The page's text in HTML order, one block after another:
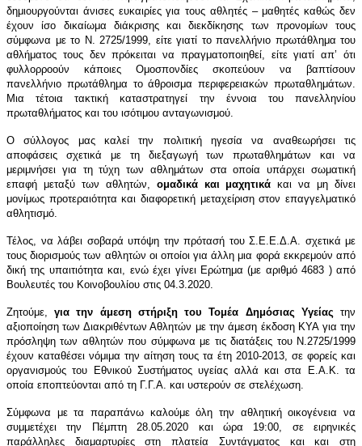
δημιουργούνται άνισες ευκαιρίες για τους αθλητές – μαθητές καθώς δεν
έχουν ίσο δικαίωμα διάκρισης και διεκδίκησης των προνομίων τους
σύμφωνα με το Ν. 2725/1999, είτε γιατί το πανελλήνιο πρωτάθλημα του
αθλήματος τους δεν πρόκειται να πραγματοποιηθεί, είτε γιατί απ’ ότι
φυλλορροούν κάποιες Ομοσπονδίες σκοπεύουν να βαπτίσουν
πανελλήνιο πρωτάθλημα το άθροισμα περιφερειακών πρωταθλημάτων.
Μια τέτοια τακτική καταστρατηγεί την έννοια του πανελληνίου
πρωταθλήματος και του ισότιμου ανταγωνισμού.
Ο σύλλογος μας καλεί την πολιτική ηγεσία να αναθεωρήσει τις
αποφάσεις σχετικά με τη διεξαγωγή των πρωταθλημάτων και να
μεριμνήσει για τη τύχη των αθλημάτων στα οποία υπάρχει σωματική
επαφή μεταξύ των αθλητών, ομαδικά και μαχητικά και να μη δίνει
μονίμως προτεραιότητα και διαφορετική μεταχείριση στον επαγγελματικό
αθλητισμό.
Τέλος, να λάβει σοβαρά υπόψη την πρότασή του Σ.Ε.Ε.Δ.Α. σχετικά με
τους διορισμούς των αθλητών οι οποίοι για άλλη μια φορά εκκρεμούν από
δική της υπαιτιότητα και, ενώ έχει γίνει Ερώτημα (με αριθμό 4683 ) από
Βουλευτές του Κοινοβουλίου στις 04.3.2020.
Ζητούμε,για την άμεση στήριξη του Τομέα Δημόσιας Υγείας
την
αξιοποίηση των Διακριθέντων Αθλητών με την άμεση έκδοση ΚΥΑ για την
πρόσληψη των αθλητών που σύμφωνα με τις διατάξεις του Ν.2725/1999
έχουν καταθέσει νόμιμα την αίτηση τους τα έτη 2010-2013, σε φορείς και
οργανισμούς του Εθνικού Συστήματος υγείας αλλά και στα Ε.Α.Κ. τα
οποία εποπτεύονται από τη Γ.Γ.Α. και υστερούν σε στελέχωση.
Σύμφωνα με τα παραπάνω καλούμε όλη την αθλητική οικογένεια να
συμμετέχει την Πέμπτη 28.05.2020 και ώρα 19:00, σε ειρηνικές
παράλληλες διαμαρτυρίες στη πλατεία Συντάγματος και και στη